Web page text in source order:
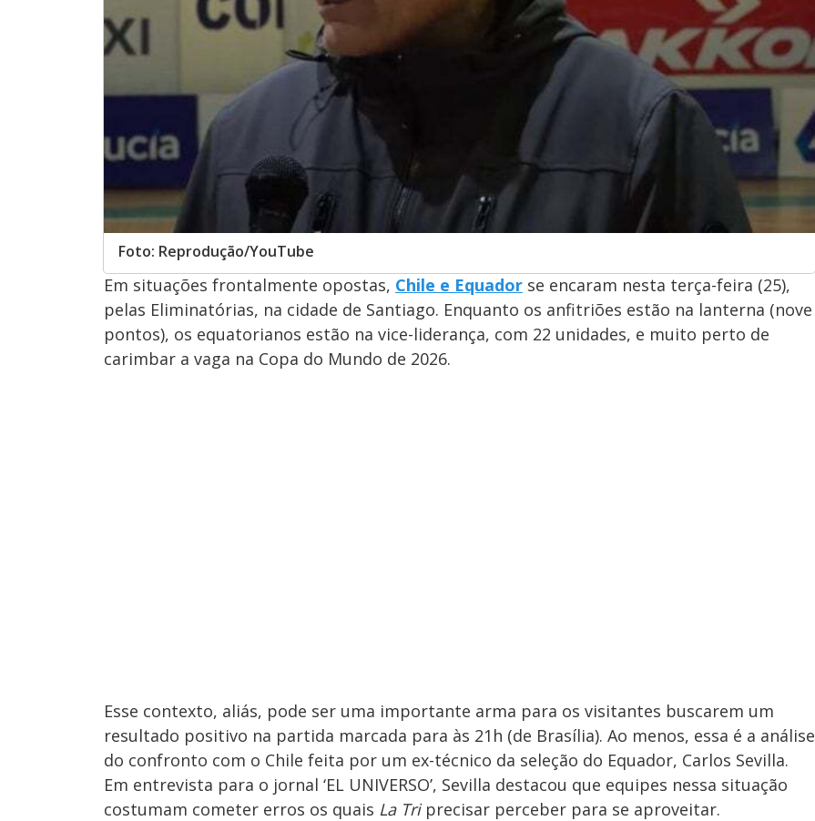
Foto: Reprodução/YouTube
Em situações frontalmente opostas, Chile e Equador se encaram nesta terça-feira (25),
pelas Eliminatórias, na cidade de Santiago. Enquanto os anfitriões estão na lanterna (nove
pontos), os equatorianos estão na vice-liderança, com 22 unidades, e muito perto de
carimbar a vaga na Copa do Mundo de 2026.
Esse contexto, aliás, pode ser uma importante arma para os visitantes buscarem um
resultado positivo na partida marcada para às 21h (de Brasília). Ao menos, essa é a análise
do confronto com o Chile feita por um ex-técnico da seleção do Equador, Carlos Sevilla.
Em entrevista para o jornal ‘EL UNIVERSO’, Sevilla destacou que equipes nessa situação
costumam cometer erros os quais La Triprecisar perceber para se aproveitar.